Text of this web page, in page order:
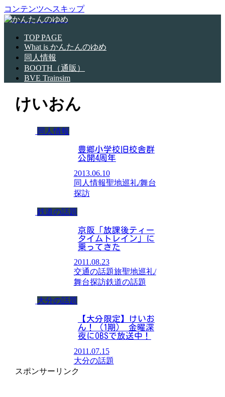
コンテンツへスキップ
TOP PAGE
What is かんたんのゆめ
同人情報
BOOTH（通販）
BVE Trainsim
けいおん
同人情報
豊郷小学校旧校舎群
公開4周年
2013.06.10
同人情報聖地巡礼/舞台
探訪
鉄道の話題
京阪「放課後ティー
タイムトレイン」に
乗ってきた
2011.08.23
交通の話題旅聖地巡礼/
舞台探訪鉄道の話題
大分の話題
【大分限定】けいお
ん！（1期） 金曜深
夜にOBSで放送中！
2011.07.15
大分の話題
スポンサーリンク